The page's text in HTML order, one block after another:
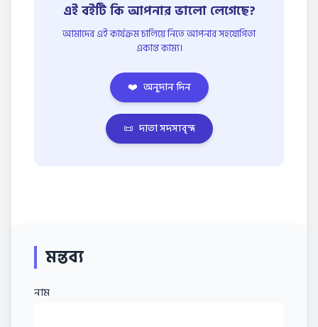
এই বইটি কি আপনার ভালো লেগেছে?
আমাদের এই কার্যক্রম চালিয়ে নিতে আপনার সহযোগিতা
একান্ত কাম্য।
❤️ অনুদান দিন
📜 দাতা সদস্যবৃন্দ
মন্তব্য
নাম